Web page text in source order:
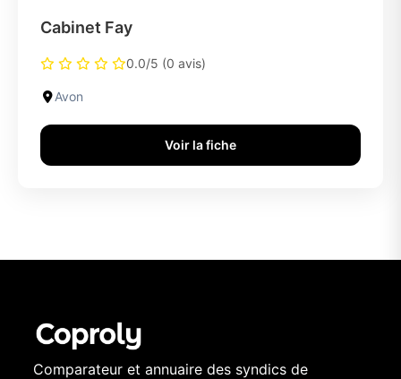
Cabinet Fay
0.0/5 (0 avis)
Avon
Voir la fiche
Comparateur et annuaire des syndics de